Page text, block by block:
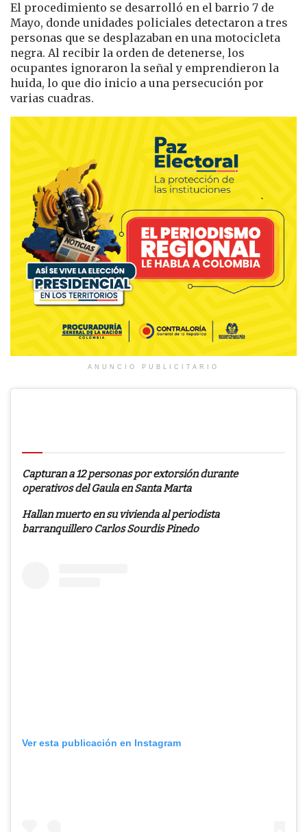
El procedimiento se desarrolló en el barrio 7 de
Mayo, donde unidades policiales detectaron a tres
personas que se desplazaban en una motocicleta
negra. Al recibir la orden de detenerse, los
ocupantes ignoraron la señal y emprendieron la
huida, lo que dio inicio a una persecución por
varias cuadras.
ANUNCIO PUBLICITARIO
Capturan a 12 personas por extorsión durante
operativos del Gaula en Santa Marta
Hallan muerto en su vivienda al periodista
barranquillero Carlos Sourdis Pinedo
Ver esta publicación en Instagram